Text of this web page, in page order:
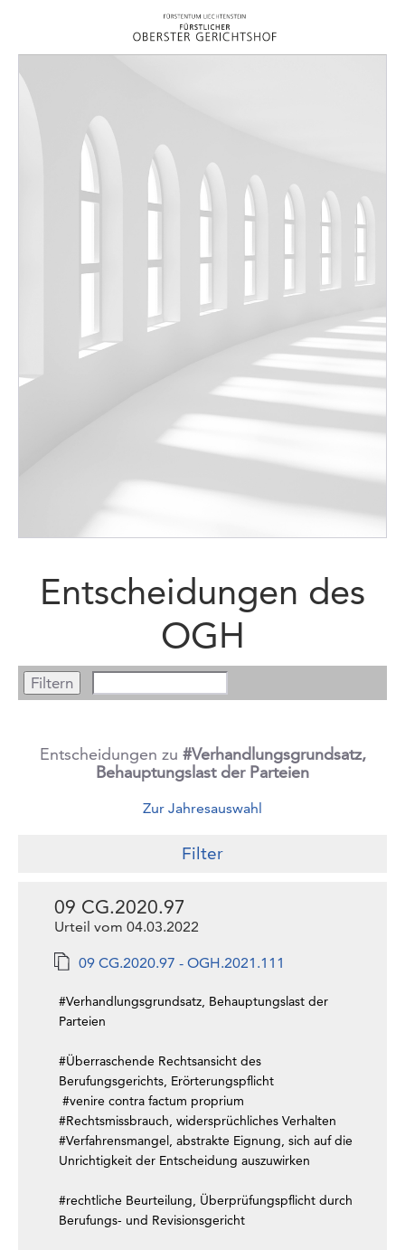
Entscheidungen des
OGH
Entscheidungen zu #Verhandlungsgrundsatz,
Behauptungslast der Parteien
Zur Jahresauswahl
Filter
09 CG.2020.97
Urteil vom 04.03.2022
09 CG.2020.97 - OGH.2021.111
#Verhandlungsgrundsatz, Behauptungslast der
Parteien
#Überraschende Rechtsansicht des
Berufungsgerichts, Erörterungspflicht
#venire contra factum proprium
#Rechtsmissbrauch, widersprüchliches Verhalten
#Verfahrensmangel, abstrakte Eignung, sich auf die
Unrichtigkeit der Entscheidung auszuwirken
#rechtliche Beurteilung, Überprüfungspflicht durch
Berufungs- und Revisionsgericht